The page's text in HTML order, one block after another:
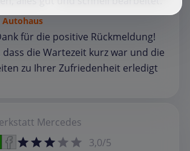
für die positive Rückmeldung!
dass die Wartezeit kurz war und die
zu Ihrer Zufriedenheit erledigt
Mercedes
3,0/5